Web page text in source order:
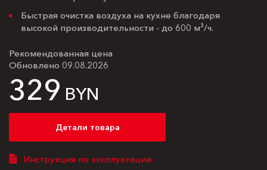
Быстрая очистка воздуха на кухне благодаря
высокой производительности - до 600 м³/ч.
Рекомендованная цена
Обновлено 09.08.2026
329 BYN
Детали товара
Инструкция по эксплуатации